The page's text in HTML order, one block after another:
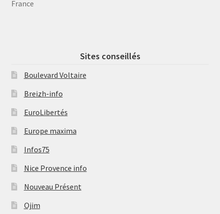
France
Sites conseillés
Boulevard Voltaire
Breizh-info
EuroLibertés
Europe maxima
Infos75
Nice Provence info
Nouveau Présent
Ojim